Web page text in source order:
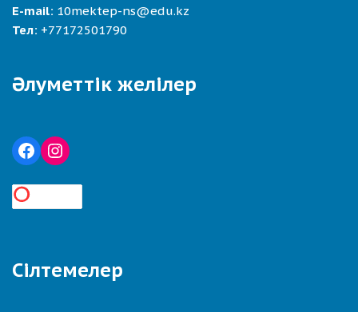
E-mail: 10mektep-ns@edu.kz
Тел: +77172501790
Әлуметтік желілер
Сілтемелер